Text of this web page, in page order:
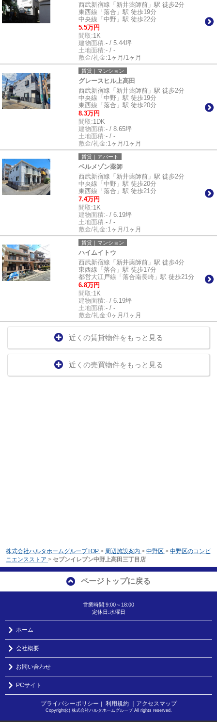
西武新宿線「新井薬師前」駅 徒歩2分
東西線「落合」駅 徒歩19分
中央線「中野」駅 徒歩22分
5.5万円
間取:1K
建物面積:- / 5.44坪
土地面積:- / -
敷金/礼金:1ヶ月/1ヶ月
賃貸｜マンション
グレースヒル上高田
西武新宿線「新井薬師前」駅 徒歩2分
中央線「中野」駅 徒歩19分
東西線「落合」駅 徒歩20分
8.3万円
間取:1DK
建物面積:- / 8.65坪
土地面積:- / -
敷金/礼金:1ヶ月/1ヶ月
賃貸｜アパート
ベルメゾン薬師
西武新宿線「新井薬師前」駅 徒歩2分
中央線「中野」駅 徒歩20分
東西線「落合」駅 徒歩21分
7.4万円
間取:1K
建物面積:- / 6.19坪
土地面積:- / -
敷金/礼金:1ヶ月/1ヶ月
賃貸｜マンション
ハイムイトウ
西武新宿線「新井薬師前」駅 徒歩4分
東西線「落合」駅 徒歩17分
都営大江戸線「落合南長崎」駅 徒歩21分
6.8万円
間取:1K
建物面積:- / 6.19坪
土地面積:- / -
敷金/礼金:0ヶ月/1ヶ月
近くの賃貸物件をもっと見る
近くの売買物件をもっと見る
株式会社ハルタホームグループTOP > 周辺施設案内 > 中野区 > 中野区のコンビ
ニエンスストア > セブンイレブン中野上高田三丁目店
ページトップに戻る
営業時間:9:00～18:00
定休日:水曜日
ホーム
会社概要
お問い合わせ
PCサイト
プライバシーポリシー ｜ 利用規約 ｜アクセスマップ
Copyright(c) 株式会社ハルタホームグループ All rights reserved.